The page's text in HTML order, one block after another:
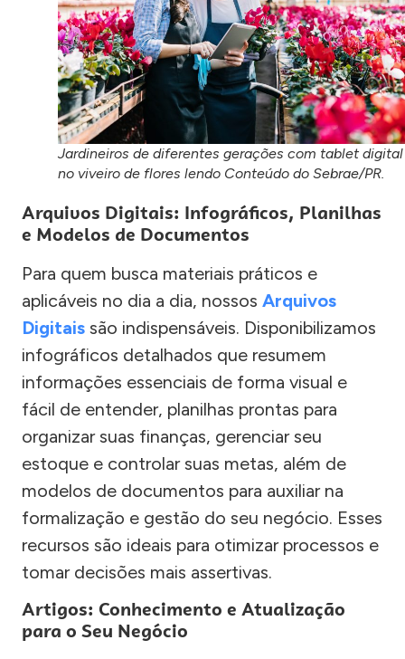
Jardineiros de diferentes gerações com tablet digital
no viveiro de flores lendo Conteúdo do Sebrae/PR.
Arquivos Digitais: Infográficos, Planilhas
e Modelos de Documentos
Para quem busca materiais práticos e
aplicáveis no dia a dia, nossos Arquivos
Digitais são indispensáveis. Disponibilizamos
infográficos detalhados que resumem
informações essenciais de forma visual e
fácil de entender, planilhas prontas para
organizar suas finanças, gerenciar seu
estoque e controlar suas metas, além de
modelos de documentos para auxiliar na
formalização e gestão do seu negócio. Esses
recursos são ideais para otimizar processos e
tomar decisões mais assertivas.
Artigos: Conhecimento e Atualização
para o Seu Negócio